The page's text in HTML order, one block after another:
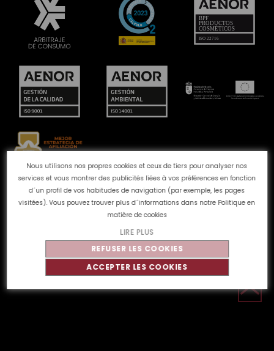
Nous utilisons nos propres cookies et ceux de tiers pour analyser nos
services et vous montrer des publicités liées à vos préférences en fonction
d´un profil de vos habitudes de navigation (par exemple, les pages
visitées). Vous pouvez trouver plus d´informations dans notre Politique en
matière de cookies
LIRE PLUS
REFUSER LES COOKIES
ACCEPTER LES COOKIES
Canal des plaintes Politique de Cookies
Politique de
confidentialité
Avis juridique
Qualité et
2026 - Tous droits réservés